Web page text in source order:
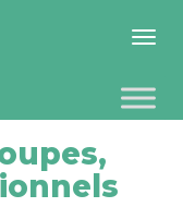
Toggle